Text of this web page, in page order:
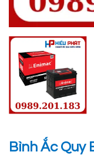
Bình Ắc Quy